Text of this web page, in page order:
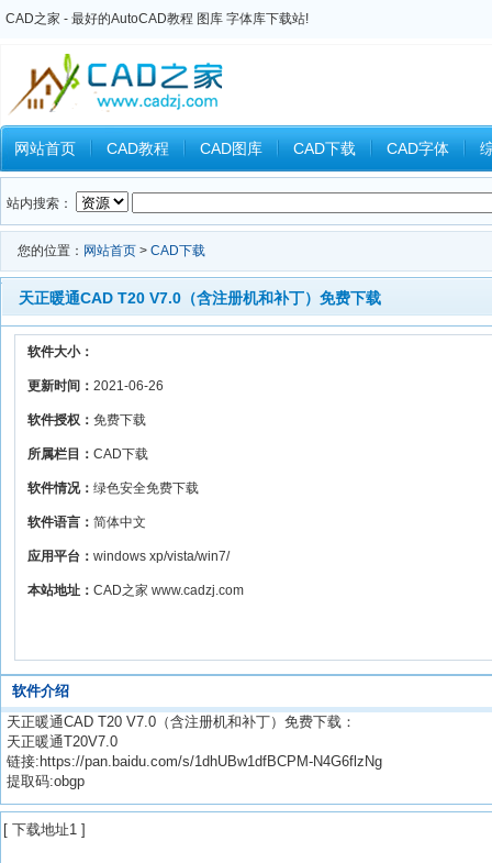
CAD之家 - 最好的AutoCAD教程 图库 字体库下载站!
网站首页 CAD教程 CAD图库 CAD下载 CAD字体
Inventor教程 Ansys教程 CAXA教程 中望CAD Catia教
站内搜索：
您的位置： 网站首页 > CAD下载
天正暖通CAD T20 V7.0（含注册机和补丁）免费下载
软件大小：
更新时间： 2021-06-26
软件授权： 免费下载
所属栏目： CAD下载
软件情况： 绿色安全免费下载
软件语言： 简体中文
应用平台： windows xp/vista/win7/
本站地址： CAD之家 www.cadzj.com
软件介绍
天正暖通CAD T20 V7.0（含注册机和补丁）免费下载：
天正暖通T20V7.0
链接:https://pan.baidu.com/s/1dhUBw1dfBCPM-N4G6flzNg
提取码:obgp
[ 下载地址1 ]